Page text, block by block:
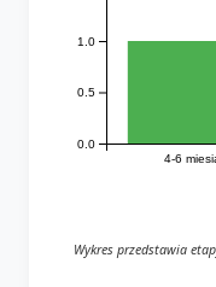
4-6
0.0
0.5
1.0
Wykres przedstawia